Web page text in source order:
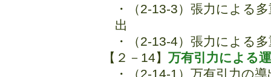
・（2-13-3）張力による
出
・（2-13-4）張力による
【２－14】 万有引力による
・（2-14-1）万有引力の導